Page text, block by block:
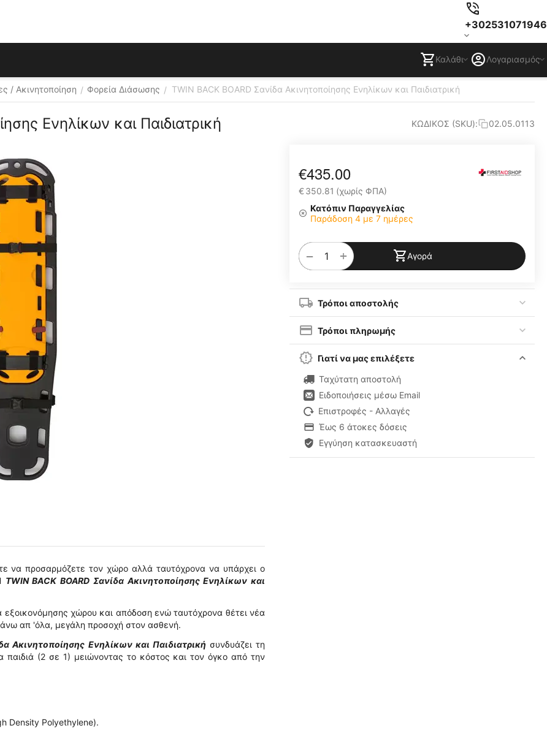
+302531071946
Καλάθι Λογαριασμός
/ Ακινητοποίηση / Φορεία Διάσωσης / TWIN BACK BOARD Σανίδα Ακινητοποίησης Ενηλίκων και Παιδιατρική
Ενηλίκων και Παιδιατρική ΚΩΔΙΚΟΣ (SKU): 02.05.0113
€435.00
€350.81 (χωρίς ΦΠΑ)
Κατόπιν Παραγγελίας
Παράδοση 4 με 7 ημέρες
+
− Αγορά
Τρόποι αποστολής
Τρόποι πληρωμής
Γιατί να μας επιλέξετε
Ταχύτατη αποστολή
Ειδοποιήσεις μέσω Email
Επιστροφές - Αλλαγές
Έως 6 άτοκες δόσεις
Εγγύηση κατασκευαστή
να προσαρμόζετε τον χώρο αλλά ταυτόχρονα να υπάρχει ο
TWIN BACK BOARD Σανίδα Ακινητοποίησης Ενηλίκων και
εξοικονόμησης χώρου και απόδοσηενώταυτόχρονα θέτει νέα
απ 'όλα, μεγάλη προσοχή στον ασθενή.
Ακινητοποίησης Ενηλίκων και Παιδιατρική συνδυάζει τη
παιδιά (2 σε 1) μειώνοντας το κόστος και τον όγκο από την
Density Polyethylene).